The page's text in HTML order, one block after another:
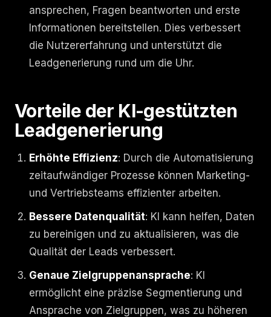
ansprechen, Fragen beantworten und erste
Informationen bereitstellen. Dies verbessert
die Nutzererfahrung und unterstützt die
Leadgenerierung rund um die Uhr.
Vorteile der KI-gestützten
Leadgenerierung
Erhöhte Effizienz: Durch die Automatisierung
zeitaufwändiger Prozesse können Marketing-
und Vertriebsteams effizienter arbeiten.
Bessere Datenqualität: KI kann helfen, Daten
zu bereinigen und zu aktualisieren, was die
Qualität der Leads verbessert.
Genaue Zielgruppenansprache: KI
ermöglicht eine präzise Segmentierung und
Ansprache von Zielgruppen, was zu höheren